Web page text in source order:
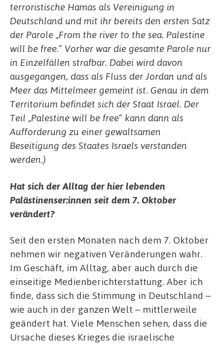
terroristische Hamas als Vereinigung in
Deutschland und mit ihr bereits den ersten Satz
der Parole „From the river to the sea. Palestine
will be free.“ Vorher war die gesamte Parole nur
in Einzelfällen strafbar. Dabei wird davon
ausgegangen, dass als Fluss der Jordan und als
Meer das Mittelmeer gemeint ist. Genau in dem
Territorium befindet sich der Staat Israel. Der
Teil „Palestine will be free“ kann dann als
Aufforderung zu einer gewaltsamen
Beseitigung des Staates Israels verstanden
werden.)
Hat sich der Alltag der hier lebenden
Palästinenser:innen seit dem 7. Oktober
verändert?
Seit den ersten Monaten nach dem 7. Oktober
nehmen wir negativen Veränderungen wahr.
Im Geschäft, im Alltag, aber auch durch die
einseitige Medienberichterstattung. Aber ich
finde, dass sich die Stimmung in Deutschland –
wie auch in der ganzen Welt – mittlerweile
geändert hat. Viele Menschen sehen, dass die
Ursache dieses Krieges die israelische